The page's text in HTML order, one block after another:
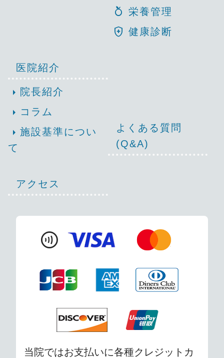
nutrition 栄養管理
health_and_safety 健康診断
医院紹介
arrow_right 院長紹介
arrow_right コラム
arrow_right 施設基準につい
て
よくある質問
(Q&A)
アクセス
contactless
当院ではお支払いに各種クレジットカ